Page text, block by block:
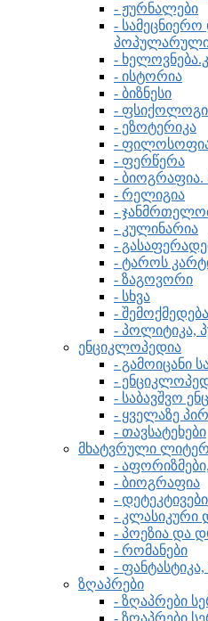
- ჟურნალები
-
-
- ისტორია
- ბიზნესი
-
- ეზოტერიკა
-
- ფერწერა
-
- რელიგია
-
- კულინარია
-
- ტაროს
- ზაგოვორი
- სხვა
- შემოქმედება
- პოლიტიკა,
ენციკლოპედია
- გამოიცანი
-
- საბავშვო
- ყველაზე
- თავსატეხები
მხატვრული
-
- ბიოგრაფია
- დეტეკტივები
- კლასიკური
- პოეზია და
- რომანები
- ფანტასტიკა,
ზღაპრები
- ზღაპრები
- ზღაპრები